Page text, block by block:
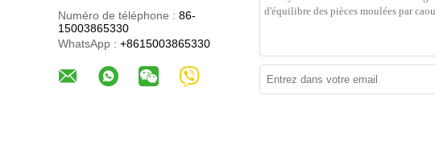
Numéro de téléphone : 86-
15003865330
WhatsApp : +8615003865330